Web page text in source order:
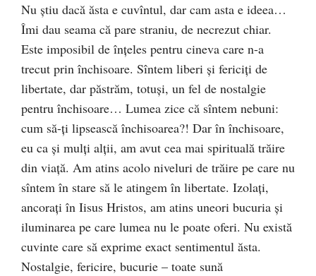
Nu ştiu dacă ăsta e cuvîntul, dar cam asta e ideea…
Îmi dau seama că pare straniu, de necrezut chiar.
Este imposibil de înţeles pentru cineva care n-a
trecut prin închisoare. Sîntem liberi şi fericiţi de
libertate, dar păstrăm, totuşi, un fel de nostalgie
pentru închisoare… Lumea zice că sîntem nebuni:
cum să-ţi lipsească închisoarea?! Dar în închisoare,
eu ca şi mulţi alţii, am avut cea mai spirituală trăire
din viaţă. Am atins acolo niveluri de trăire pe care nu
sîntem în stare să le atingem în libertate. Izolaţi,
ancoraţi în Iisus Hristos, am atins uneori bucuria şi
iluminarea pe care lumea nu le poate oferi. Nu există
cuvinte care să exprime exact sentimentul ăsta.
Nostalgie, fericire, bucurie – toate sună